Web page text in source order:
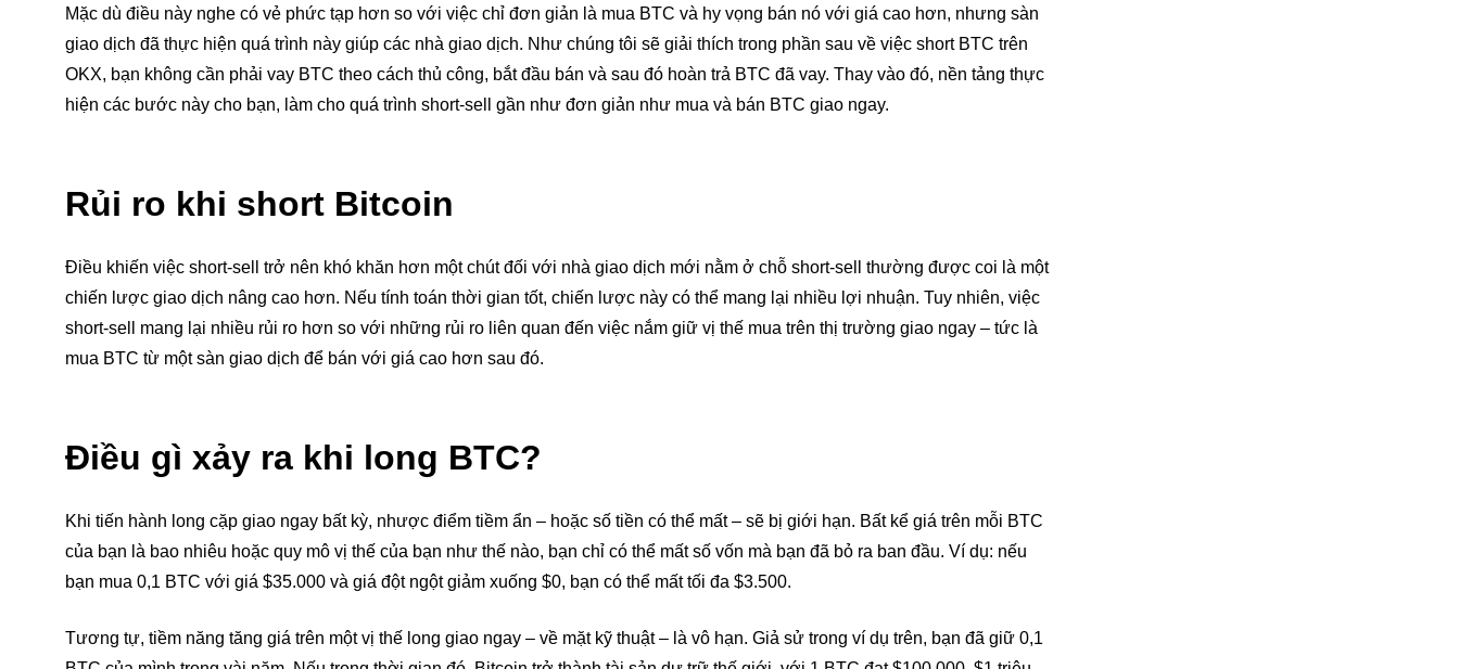
Mặc dù điều này nghe có vẻ phức tạp hơn so với việc chỉ đơn giản là mua BTC và hy vọng bán nó với giá cao hơn, nhưng sàn
giao dịch đã thực hiện quá trình này giúp các nhà giao dịch. Như chúng tôi sẽ giải thích trong phần sau về việc short BTC trên
OKX, bạn không cần phải vay BTC theo cách thủ công, bắt đầu bán và sau đó hoàn trả BTC đã vay. Thay vào đó, nền tảng thực
hiện các bước này cho bạn, làm cho quá trình short-sell gần như đơn giản như mua và bán BTC giao ngay.
Rủi ro khi short Bitcoin
Điều khiến việc short-sell trở nên khó khăn hơn một chút đối với nhà giao dịch mới nằm ở chỗ short-sell thường được coi là một
chiến lược giao dịch nâng cao hơn. Nếu tính toán thời gian tốt, chiến lược này có thể mang lại nhiều lợi nhuận. Tuy nhiên, việc
short-sell mang lại nhiều rủi ro hơn so với những rủi ro liên quan đến việc nắm giữ vị thế mua trên thị trường giao ngay – tức là
mua BTC từ một sàn giao dịch để bán với giá cao hơn sau đó.
Điều gì xảy ra khi long BTC?
Khi tiến hành long cặp giao ngay bất kỳ, nhược điểm tiềm ẩn – hoặc số tiền có thể mất – sẽ bị giới hạn. Bất kể giá trên mỗi BTC
của bạn là bao nhiêu hoặc quy mô vị thế của bạn như thế nào, bạn chỉ có thể mất số vốn mà bạn đã bỏ ra ban đầu. Ví dụ: nếu
bạn mua 0,1 BTC với giá $35.000 và giá đột ngột giảm xuống $0, bạn có thể mất tối đa $3.500.
Tương tự, tiềm năng tăng giá trên một vị thế long giao ngay – về mặt kỹ thuật – là vô hạn. Giả sử trong ví dụ trên, bạn đã giữ 0,1